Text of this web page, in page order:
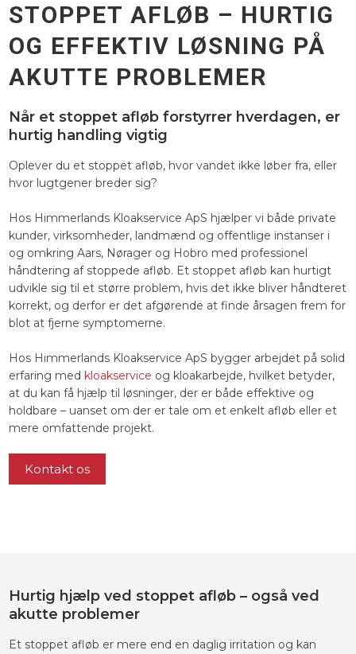
STOPPET AFLØB – HURTIG
OG EFFEKTIV LØSNING PÅ
AKUTTE PROBLEMER
Når et stoppet afløb forstyrrer hverdagen, er
hurtig handling vigtig
Oplever du et stoppet afløb, hvor vandet ikke løber fra, eller
hvor lugtgener breder sig?
Hos Himmerlands Kloakservice ApS hjælper vi både private
kunder, virksomheder, landmænd og offentlige instanser i
og omkring Aars, Nørager og Hobro med professionel
håndtering af stoppede afløb. Et stoppet afløb kan hurtigt
udvikle sig til et større problem, hvis det ikke bliver håndteret
korrekt, og derfor er det afgørende at finde årsagen frem for
blot at fjerne symptomerne.
Hos Himmerlands Kloakservice ApS bygger arbejdet på solid
erfaring med kloakservice og kloakarbejde, hvilket betyder,
at du kan få hjælp til løsninger, der er både effektive og
holdbare – uanset om der er tale om et enkelt afløb eller et
mere omfattende projekt.
Kontakt os
Hurtig hjælp ved stoppet afløb – også ved
akutte problemer
Et stoppet afløb er mere end en daglig irritation og kan